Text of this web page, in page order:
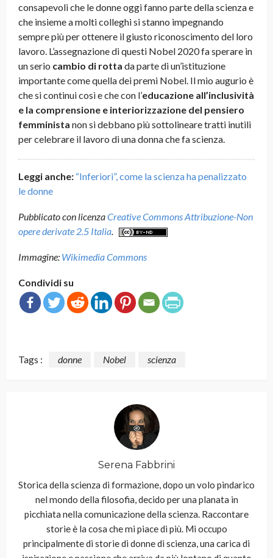
consapevoli che le donne oggi fanno parte della scienza e
che insieme a molti colleghi si stanno impegnando
sempre più per ottenere il giusto riconoscimento del loro
lavoro. L’assegnazione di questi Nobel 2020 fa sperare in
un serio cambio di rotta da parte di un’istituzione
importante come quella dei premi Nobel. Il mio augurio è
che si continui così e che con l’educazione all’inclusività
e la comprensione e interiorizzazione del pensiero
femminista non si debbano più sottolineare tratti inutili
per celebrare il lavoro di una donna che fa scienza.
Leggi anche: “Inferiori”, come la scienza ha penalizzato
le donne
Pubblicato con licenzaCreative Commons Attribuzione-Non
opere derivate 2.5 Italia
Immagine: Wikimedia Commons
Condividi su
Tags : donne Nobel scienza
Serena Fabbrini
Storica della scienza di formazione, dopo un volo pindarico
nel mondo della filosofia, decido per una planata in
picchiata nella comunicazione della scienza. Raccontare
storie è la cosa che mi piace di più. Mi occupo
principalmente di storie di donne di scienza, una carica di